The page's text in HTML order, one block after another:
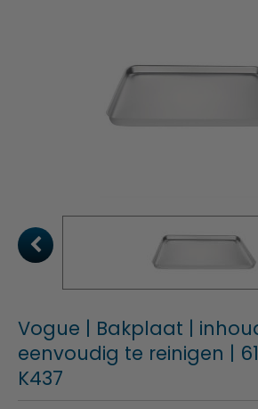
Vogue | Bakplaat |
eenvoudig te reinigen |
K437